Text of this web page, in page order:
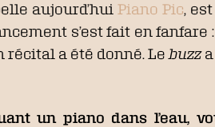
aujourd’hui Piano Pic,
s’est fait en
a été donné. Le buzz
un piano dans l’eau,